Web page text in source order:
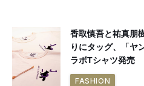
香取慎吾と祐真朋
りにタッグ、「ヤ
ラボTシャツ発売
FASHION